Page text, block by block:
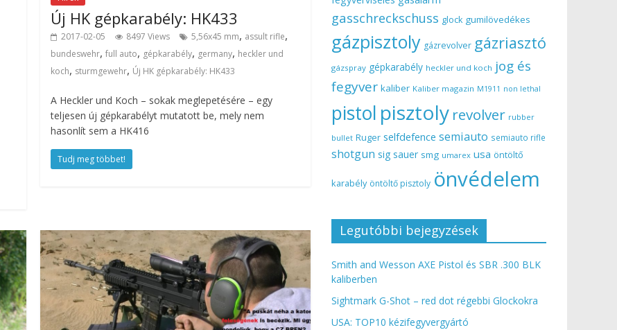
Új HK gépkarabély: HK433
2017-02-05 8497 Views 5,56x45 mm, assult rifle,
bundeswehr,full auto, gépkarabély, germany, heckler und
koch, sturmgewehr, Új HK gépkarabély: HK433
A Heckler und Koch – sokak meglepetésére – egy
teljesen új gépkarabélyt mutatott be, mely nem
hasonlít sem a HK416
Tudj meg többet!
gasschreckschuss glock gumilövedékes
gázpisztoly gázrevolver gázriasztó
gázspray gépkarabély heckler und koch jog és
fegyver kaliber Kaliber magazin M1911 non lethal
pistol pisztoly revolver rubber
bullet Ruger selfdefence semiauto semiauto rifle
shotgun sig sauer smg umarex usa öntöltő
karabély öntöltő pisztoly önvédelem
Legutóbbi bejegyzések
Smith and Wesson AXE Pistol és SBR .300 BLK
kaliberben
Sightmark G-Shot – red dot régebbi Glockokra
USA: TOP10 kézifegyvergyártó